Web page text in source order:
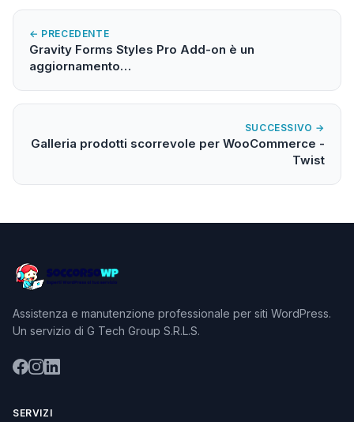
← PRECEDENTE
Gravity Forms Styles Pro Add-on è un
aggiornamento…
SUCCESSIVO →
Galleria prodotti scorrevole per WooCommerce -
Twist
Assistenza e manutenzione professionale per siti WordPress.
Un servizio di G Tech Group S.R.L.S.
SERVIZI